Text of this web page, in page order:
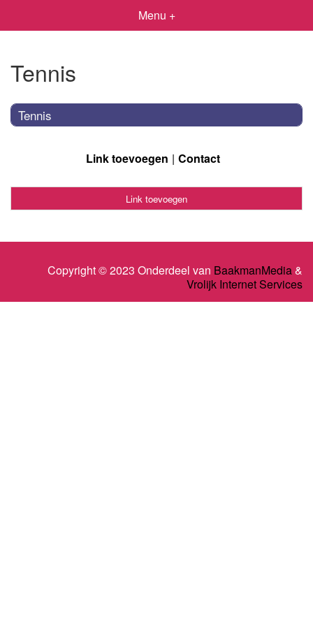
Menu +
Tennis
Tennis
Link toevoegen Contact
Link toevoegen
Copyright © 2023 Onderdeel van BaakmanMedia&
Vrolijk Internet Services